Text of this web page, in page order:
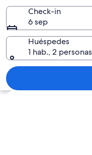
Check-in
6 sep
Huéspedes
1 hab., 2 personas
Explorar mapa